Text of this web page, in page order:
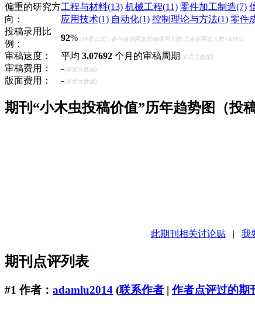
偏重的研究方
向：
工程与材料(13) 机械工程(11) 零件加工制造(7)
应用技术(1) 自动化(1) 控制理论与方法(1) 零件
投稿录用比
例：
92% (计算公式：参与点评网友投稿录用人数/总点评网友人数×100%)
审稿速度： 平均 3.07692 个月的审稿周期(非官方数据)
审稿费用： -(非官方数据)
版面费用： -(非官方数据)
期刊“小木虫投稿价值”历年趋势图（投
此期刊相关讨论贴 | 我
期刊点评列表
#1 作者： adamlu2014 (联系作者 |作者点评过的期